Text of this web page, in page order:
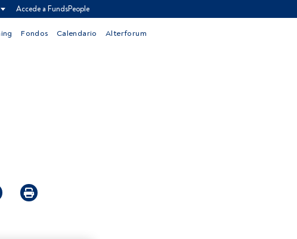
Accede a FundsPeople
Fondos Calendario Alterforum